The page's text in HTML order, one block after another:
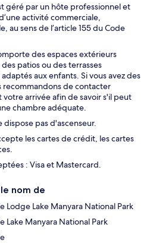
géré par un hôte professionnel et
activité commerciale,
au sens de l’article 155 du Code
des espaces extérieurs
patios ou des terrasses
aux enfants. Si vous avez des
recommandons de contacter
arrivée afin de savoir s'il peut
chambre adéquate.
pas d'ascenseur.
les cartes de crédit, les cartes
: Visa et Mastercard.
le nom de
Lodge Lake Manyara National Park
Lake Manyara National Park